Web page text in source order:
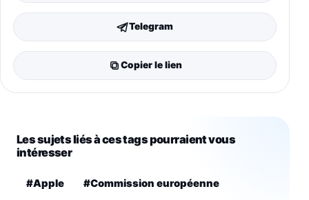
Telegram
Copier le lien
Les sujets liés à ces tags pourraient vous
intéresser
#Apple #Commission européenne